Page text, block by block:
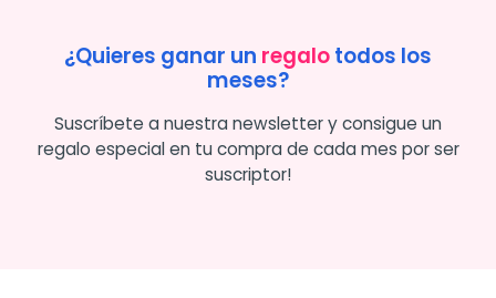
¿Quieres ganar un regalotodos los
meses?
Suscríbete a nuestra newsletter y consigue un
regalo especial en tu compra de cada mes por ser
suscriptor!